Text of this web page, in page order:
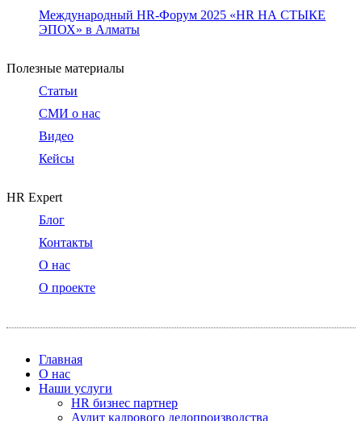
Международный HR-Форум 2025 «HR НА СТЫКЕ
ЭПОХ» в Алматы
Полезные материалы
Статьи
СМИ о нас
Видео
Кейсы
HR Expert
Блог
Контакты
О нас
О проекте
Главная
О нас
Наши услуги
HR бизнес партнер
Аудит кадрового делопроизводства